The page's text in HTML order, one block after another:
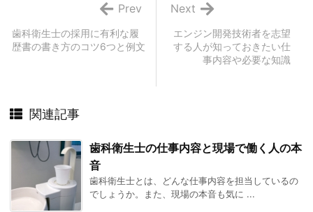
エンジン開発技術者を志望
する人が知っておきたい仕
事内容や必要な知識
Next
歯科衛生士の採用に有利な履
歴書の書き方のコツ6つと例文
Prev
関連記事
歯科衛生士の仕事内容と現場で働く人の本
音
歯科衛生士とは、どんな仕事内容を担当しているの
でしょうか。また、現場の本音も気に ...